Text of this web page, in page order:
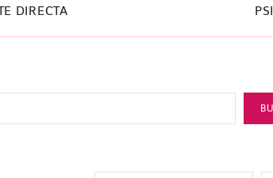
DIRECTA